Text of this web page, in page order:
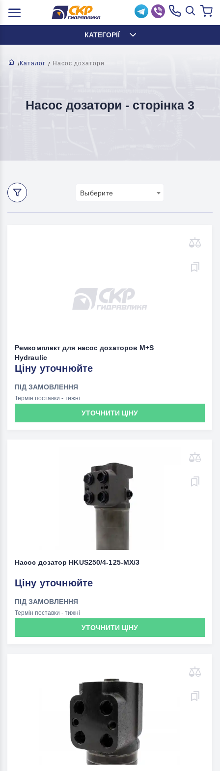
КАТЕГОРІЇ
Каталог Насос дозатори
Насос дозатори - cторінка 3
Выберите
Ремкомплект для насос дозаторов M+S
Hydrauliс
Ціну уточнюйте
ПІД ЗАМОВЛЕННЯ
Термін поставки - тижні
УТОЧНИТИ ЦІНУ
Насос дозатор HKUS250/4-125-МХ/3
Ціну уточнюйте
ПІД ЗАМОВЛЕННЯ
Термін поставки - тижні
УТОЧНИТИ ЦІНУ